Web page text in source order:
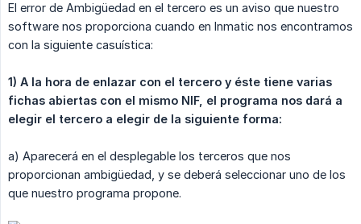
El error de Ambigüedad en el tercero es un aviso que nuestro
software nos proporciona cuando en Inmatic nos encontramos
con la siguiente casuística:
1) A la hora de enlazar con el tercero y éste tiene varias
fichas abiertas con el mismo NIF, el programa nos dará a
elegir el tercero a elegir de la siguiente forma:
a) Aparecerá en el desplegable los terceros que nos
proporcionan ambigüedad, y se deberá seleccionar uno de los
que nuestro programa propone.